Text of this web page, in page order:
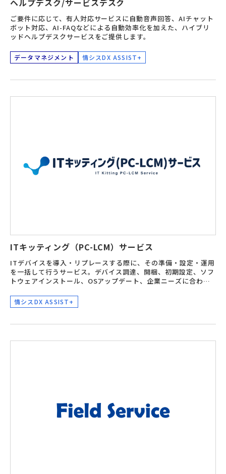
ヘルプデスク/サービスデスク
ご要件に応じて、有人対応サービスに自動音声回答、AIチャット
ボット対応、AI-FAQなどによる自動効率化を加えた、ハイブリ
ッドヘルプデスクサービスをご提供します。
データマネジメント 情シスDX ASSIST+
ITキッティング（PC-LCM）サービス
ITデバイスを導入・リプレースする際に、その準備・設定・運用
を一括して行うサービス。デバイス調達、開梱、初期設定、ソフ
トウェアインストール、OSアップデート、企業ニーズに合わせ
窓口含めた運用管理を実施。
情シスDX ASSIST+